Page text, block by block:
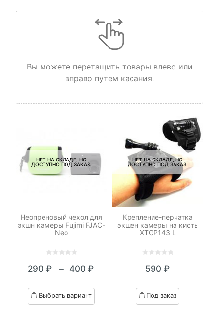
Вы можете перетащить товары влево или
вправо путем касания.
НЕТ НА СКЛАДЕ, НО
ДОСТУПНО ПОД ЗАКАЗ.
Неопреновый чехол для
экшн камеры Fujimi FJAC-
Neo
out
based
on
290 ₽ – 400 ₽
Диапазон
цен:
290 ₽
Выбрать вариант
НЕТ НА СКЛАДЕ, НО
ДОСТУПНО ПОД ЗАКАЗ.
Крепление-перчатка
экшен камеры на кисть
XTGP143 L
out
based
on
590 ₽
Под заказ